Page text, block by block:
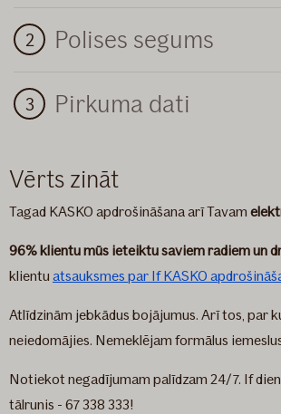
Polises segums
Pirkuma dati
Vērts zināt
Tagad KASKO apdrošināšana arī Tavam
96% klientu mūs ieteiktu saviem radiem un
klientu atsauksmes par If KASKO
Atlīdzinām jebkādus bojājumus. Arī tos, par
neiedomājies. Nemeklējam formālus
Notiekot negadījumam palīdzam 24/7. If
tālrunis - 67 338 333!